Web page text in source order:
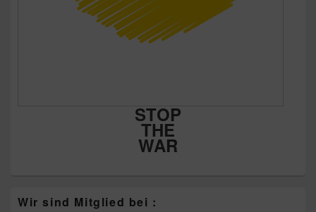
STOP
THE
WAR
Wir sind Mitglied bei :